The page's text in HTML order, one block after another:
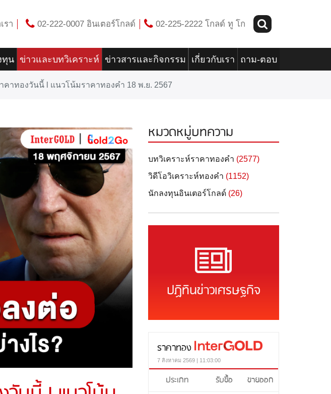
รา 02-222-0007 อินเตอร์โกลด์ 02-225-2222 โกลด์ ทู โก
ทุน ข่าวและบทวิเคราะห์ ข่าวสารและกิจกรรม เกี่ยวกับเรา ถาม-ตอบ
คาทองวันนี้ l แนวโน้มราคาทองคำ 18 พ.ย. 2567
หมวดหมู่บทความ
บทวิเคราะห์ราคาทองคำ (2577)
วิดีโอวิเคราะห์ทองคำ (1152)
นักลงทุนอินเตอร์โกลด์ (26)
ปฏิทินข่าวเศรษฐกิจ
ราคาทอง
7 สิงหาคม 2569 | 11:03:00
ประเภท รับซื้อ
ขายออก